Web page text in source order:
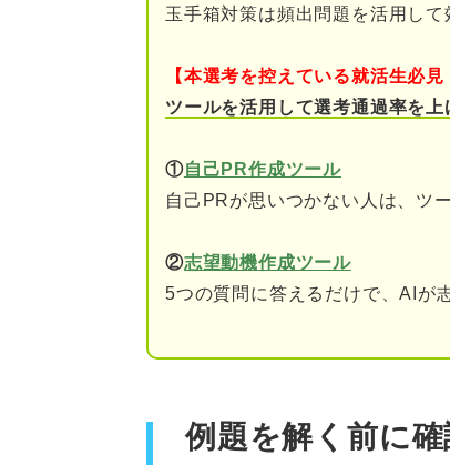
「判断推理」を対策する
玉手箱対策は頻出問題を活用して
【本選考を控えている就活生必見
ツールを活用して選考通過率を上
①自己PR作成ツール
自己PRが思いつかない人は、ツ
②志望動機作成ツール
5つの質問に答えるだけで、AIが
例題を解く前に